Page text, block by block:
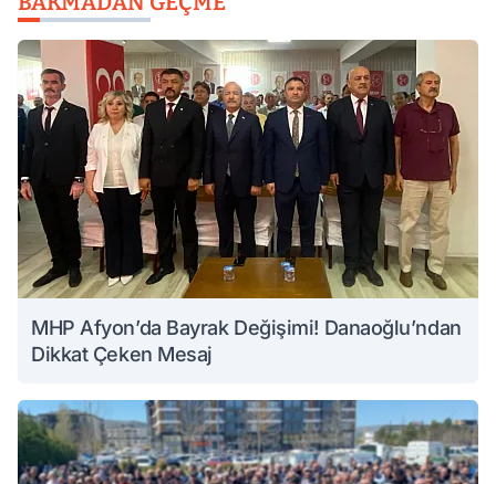
MHP Afyon’da Bayrak Değişimi! Danaoğlu’ndan
Dikkat Çeken Mesaj